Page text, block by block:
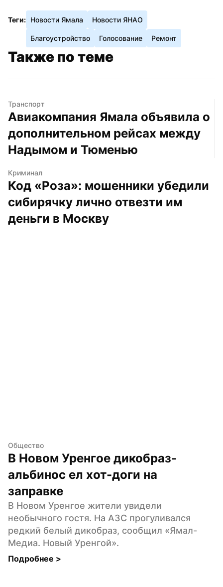
Теги: Новости Ямала Новости ЯНАО
Благоустройство Голосование Ремонт
Также по теме
Транспорт
Авиакомпания Ямала объявила о
дополнительном рейсах между
Надымом и Тюменью
Криминал
Код «Роза»: мошенники убедили
сибирячку лично отвезти им
деньги в Москву
Общество
В Новом Уренгое дикобраз-
альбинос ел хот-доги на
заправке
В Новом Уренгое жители увидели
необычного гостя. На АЗС прогуливался
редкий белый дикобраз, сообщил «Ямал-
Медиа. Новый Уренгой».
Подробнее >